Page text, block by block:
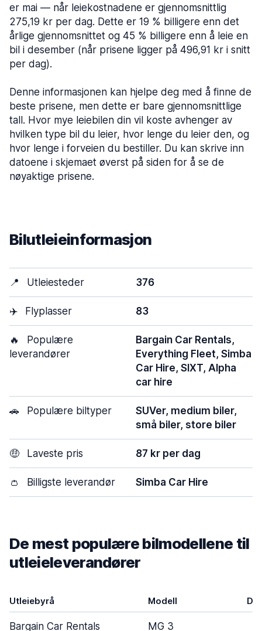
er mai — når leiekostnadene er gjennomsnittlig
275,19 kr per dag. Dette er 19 % billigere enn det
årlige gjennomsnittet og 45 % billigere enn å leie en
bil i desember (når prisene ligger på 496,91 kr i snitt
per dag).
Denne informasjonen kan hjelpe deg med å finne de
beste prisene, men dette er bare gjennomsnittlige
tall. Hvor mye leiebilen din vil koste avhenger av
hvilken type bil du leier, hvor lenge du leier den, og
hvor lenge i forveien du bestiller. Du kan skrive inn
datoene i skjemaet øverst på siden for å se de
nøyaktige prisene.
Bilutleieinformasjon
📍 Utleiesteder 376
✈️ Flyplasser 83
🔥
Populære
leverandører
Bargain Car Rentals,
Everything Fleet, Simba
Car Hire, SIXT, Alpha
car hire
🚗 Populære biltyper
SUVer, medium biler,
små biler, store biler
🤑 Laveste pris 87 kr per dag
👛 Billigste leverandør Simba Car Hire
De mest populære bilmodellene til
utleieleverandører
Utleiebyrå Modell
Bargain Car Rentals MG 3